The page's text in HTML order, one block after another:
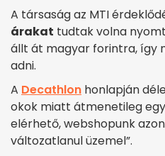
A társaság az MTI
árakat tudtak volna
állt át magyar forintra, így
adni.
A Decathlon honlapján
okok miatt átmenetileg
elérhető, webshopunk
változatlanul üzemel”.